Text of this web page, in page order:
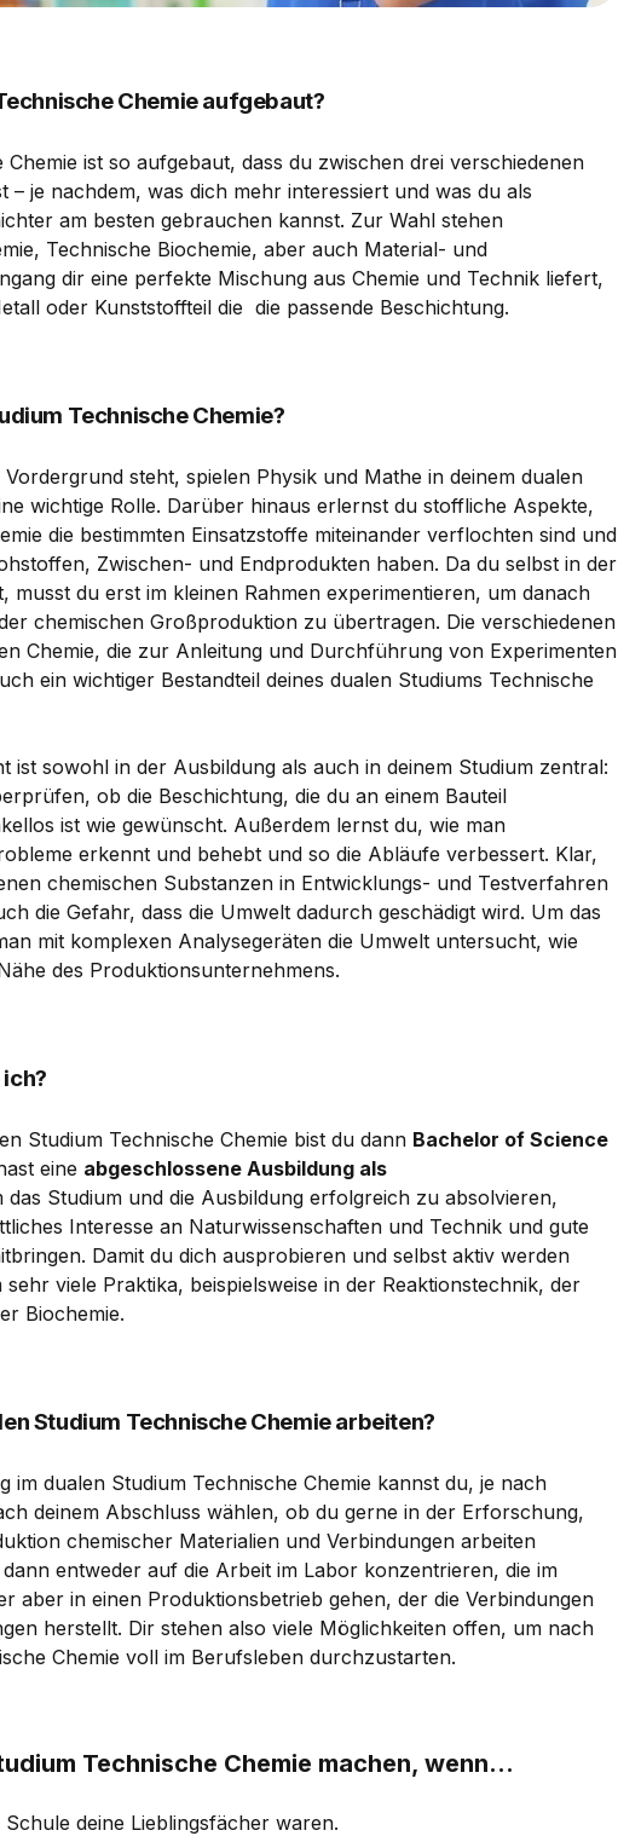
Chemie aufgebaut?
Chemie ist so aufgebaut, dass du zwischen drei verschiedenen
je nachdem, was dich mehr interessiert und was du als
am besten gebrauchen kannst. Zur Wahl stehen
Technische Biochemie, aber auch Material- und
dir eine perfekte Mischung aus Chemie und Technik liefert,
oder Kunststoffteil die die passende Beschichtung.
Technische Chemie?
steht, spielen Physik und Mathe in deinem dualen
wichtige Rolle. Darüber hinaus erlernst du stoffliche Aspekte,
die bestimmten Einsatzstoffe miteinander verflochten sind und
Zwischen- und Endprodukten haben. Da du selbst in der
musst du erst im kleinen Rahmen experimentieren, um danach
chemischen Großproduktion zu übertragen. Die verschiedenen
Chemie, die zur Anleitung und Durchführung von Experimenten
ein wichtiger Bestandteil deines dualen Studiums Technische
ist sowohl in der Ausbildung als auch in deinem Studium zentral:
ob die Beschichtung, die du an einem Bauteil
ist wie gewünscht. Außerdem lernst du, wie man
erkennt und behebt und so die Abläufe verbessert. Klar,
chemischen Substanzen in Entwicklungs- und Testverfahren
die Gefahr, dass die Umwelt dadurch geschädigt wird. Um das
mit komplexen Analysegeräten die Umwelt untersucht, wie
des Produktionsunternehmens.
Studium Technische Chemie bist du dann Bachelor of Science
eine abgeschlossene Ausbildung als
das Studium und die Ausbildung erfolgreich zu absolvieren,
Interesse an Naturwissenschaften und Technik und gute
Damit du dich ausprobieren und selbst aktiv werden
viele Praktika, beispielsweise in der Reaktionstechnik, der
Biochemie.
Studium Technische Chemie arbeiten?
im dualen Studium Technische Chemie kannst du, je nach
deinem Abschluss wählen, ob du gerne in der Erforschung,
chemischer Materialien und Verbindungen arbeiten
entweder auf die Arbeit im Labor konzentrieren, die im
aber in einen Produktionsbetrieb gehen, der die Verbindungen
herstellt. Dir stehen also viele Möglichkeiten offen, um nach
Chemie voll im Berufsleben durchzustarten.
Technische Chemie machen, wenn...
deine Lieblingsfächer waren.